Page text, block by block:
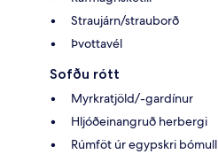
Straujárn/strauborð
Þvottavél
Sofðu rótt
Myrkratjöld/-gardínur
Hljóðeinangruð herbergi
Rúmföt úr egypskri bómull